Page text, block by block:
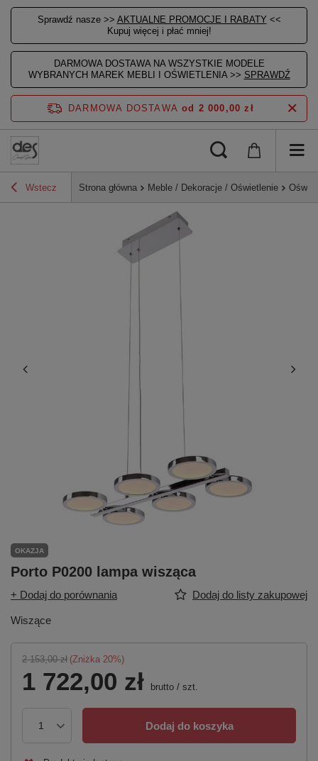
Sprawdź nasze >> AKTUALNE PROMOCJE I RABATY <<
Kupuj więcej i płać mniej!
DARMOWA DOSTAWA NA WSZYSTKIE MODELE
WYBRANYCH MAREK MEBLI I OŚWIETLENIA >> SPRAWDŹ
DARMOWA DOSTAWA od 2 000,00 zł
Wstecz Strona główna Meble / Dekoracje / Oświetlenie
OKAZJA
Porto P0200 lampa wisząca
+ Dodaj do porównania Dodaj do listy zakupowej
Wiszące
2 153,00 zł (Zniżka 20%)
1 722,00 zł brutto / szt.
Dodaj do koszyka